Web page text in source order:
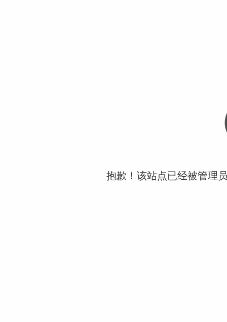
抱歉！该站点已经被管理